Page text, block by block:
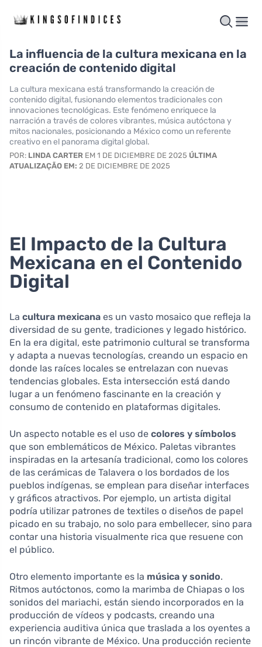
La influencia de la cultura mexicana en la
creación de contenido digital
La cultura mexicana está transformando la creación de
contenido digital, fusionando elementos tradicionales con
innovaciones tecnológicas. Este fenómeno enriquece la
narración a través de colores vibrantes, música autóctona y
mitos nacionales, posicionando a México como un referente
creativo en el panorama digital global.
POR: LINDA CARTER EM 1 DE DICIEMBRE DE 2025 ÚLTIMA
ATUALIZAÇÃO EM: 2 DE DICIEMBRE DE 2025
El Impacto de la Cultura
Mexicana en el Contenido
Digital
La cultura mexicana es un vasto mosaico que refleja la
diversidad de su gente, tradiciones y legado histórico.
En la era digital, este patrimonio cultural se transforma
y adapta a nuevas tecnologías, creando un espacio en
donde las raíces locales se entrelazan con nuevas
tendencias globales. Esta intersección está dando
lugar a un fenómeno fascinante en la creación y
consumo de contenido en plataformas digitales.
Un aspecto notable es el uso de colores y símbolos
que son emblemáticos de México. Paletas vibrantes
inspiradas en la artesanía tradicional, como los colores
de las cerámicas de Talavera o los bordados de los
pueblos indígenas, se emplean para diseñar interfaces
y gráficos atractivos. Por ejemplo, un artista digital
podría utilizar patrones de textiles o diseños de papel
picado en su trabajo, no solo para embellecer, sino para
contar una historia visualmente rica que resuene con
el público.
Otro elemento importante es la música y sonido.
Ritmos autóctonos, como la marimba de Chiapas o los
sonidos del mariachi, están siendo incorporados en la
producción de vídeos y podcasts, creando una
experiencia auditiva única que traslada a los oyentes a
un rincón vibrante de México. Una producción reciente